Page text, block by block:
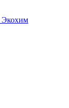
Экохим